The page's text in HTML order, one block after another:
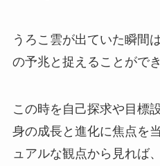
うろこ雲が出ていた瞬間
の予兆と捉えることができ
この時を自己探求や目標
身の成長と進化に焦点を
ュアルな観点から見れば